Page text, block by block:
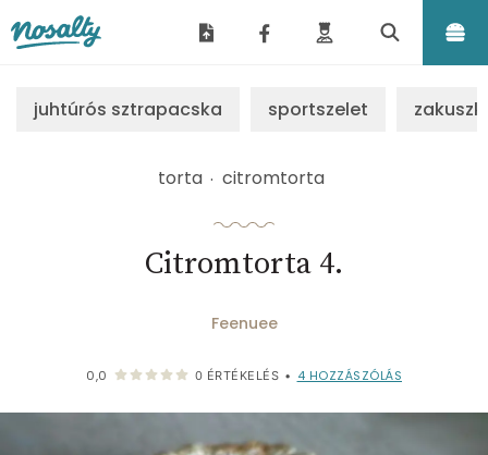
juhtúrós sztrapacska sportszelet
torta citromtorta
Citromtorta 4.
Feenuee
0,0 0 ÉRTÉKELÉS • 4 HOZZÁSZÓLÁS